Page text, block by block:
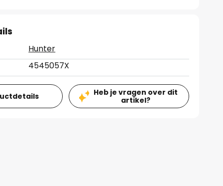
Hunter
4545057X
Heb je vragen over dit
artikel?